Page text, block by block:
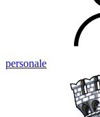
personale